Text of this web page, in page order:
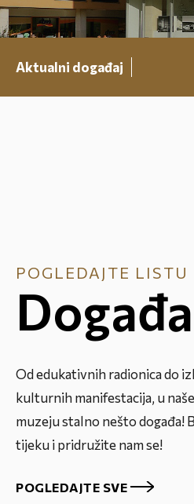
Aktualni događaj
POGLEDAJTE LISTU
Od edukativnih radionica do
kulturnih manifestacija, u
muzeju stalno nešto događa!
tijeku i pridružite nam se!
POGLEDAJTE SVE